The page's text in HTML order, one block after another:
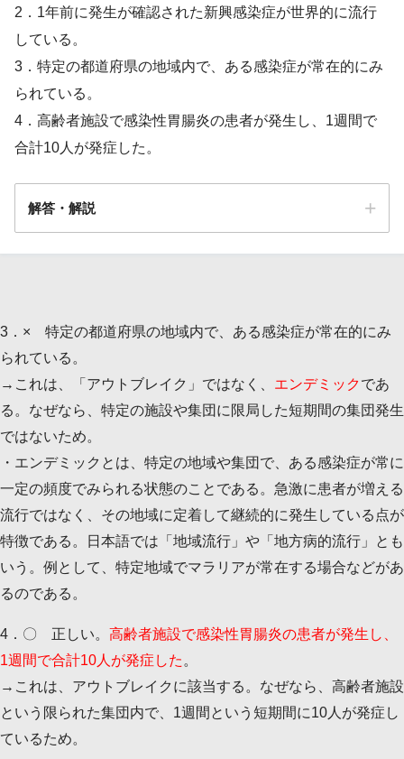
2．1年前に発生が確認された新興感染症が世界的に流行
している。
3．特定の都道府県の地域内で、ある感染症が常在的にみ
られている。
4．高齢者施設で感染性胃腸炎の患者が発生し、1週間で
合計10人が発症した。
解答・解説
特定の地域・施設・集団など限ら
れた範囲
3．× 特定の都道府県の地域内で、ある感染症が常在的にみ
られている。
→これは、「アウトブレイク」ではなく、 エンデミックであ
る。なぜなら、特定の施設や集団に限局した短期間の集団発生
ではないため。
・エンデミックとは、特定の地域や集団で、ある感染症が常に
一定の頻度でみられる状態のことである。急激に患者が増える
流行ではなく、その地域に定着して継続的に発生している点が
特徴である。日本語では「地域流行」や「地方病的流行」とも
いう。例として、特定地域でマラリアが常在する場合などがあ
るのである。
4．〇 正しい。 高齢者施設で感染性胃腸炎の患者が発生し、
1週間で合計10人が発症した 。
→これは、アウトブレイクに該当する。なぜなら、高齢者施設
という限られた集団内で、1週間という短期間に10人が発症し
ているため。